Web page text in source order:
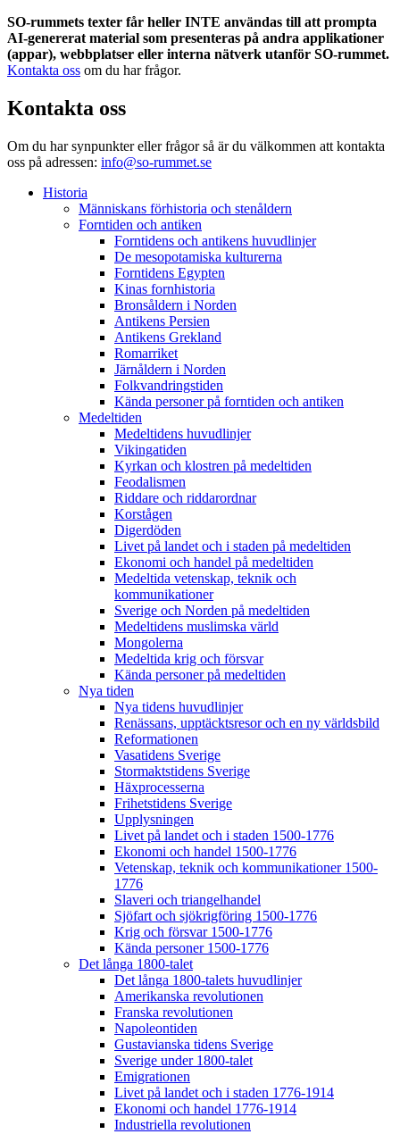
SO-rummets texter får heller INTE användas till att prompta
AI-genererat material som presenteras på andra applikationer
(appar), webbplatser eller interna nätverk utanför SO-rummet.
Kontakta oss om du har frågor.
Kontakta oss
Om du har synpunkter eller frågor så är du välkommen att kontakta
oss på adressen: info@so-rummet.se
Historia
Människans förhistoria och stenåldern
Forntiden och antiken
Forntidens och antikens huvudlinjer
De mesopotamiska kulturerna
Forntidens Egypten
Kinas fornhistoria
Bronsåldern i Norden
Antikens Persien
Antikens Grekland
Romarriket
Järnåldern i Norden
Folkvandringstiden
Kända personer på forntiden och antiken
Medeltiden
Medeltidens huvudlinjer
Vikingatiden
Kyrkan och klostren på medeltiden
Feodalismen
Riddare och riddarordnar
Korstågen
Digerdöden
Livet på landet och i staden på medeltiden
Ekonomi och handel på medeltiden
Medeltida vetenskap, teknik och
kommunikationer
Sverige och Norden på medeltiden
Medeltidens muslimska värld
Mongolerna
Medeltida krig och försvar
Kända personer på medeltiden
Nya tiden
Nya tidens huvudlinjer
Renässans, upptäcktsresor och en ny världsbild
Reformationen
Vasatidens Sverige
Stormaktstidens Sverige
Häxprocesserna
Frihetstidens Sverige
Upplysningen
Livet på landet och i staden 1500-1776
Ekonomi och handel 1500-1776
Vetenskap, teknik och kommunikationer 1500-
1776
Slaveri och triangelhandel
Sjöfart och sjökrigföring 1500-1776
Krig och försvar 1500-1776
Kända personer 1500-1776
Det långa 1800-talet
Det långa 1800-talets huvudlinjer
Amerikanska revolutionen
Franska revolutionen
Napoleontiden
Gustavianska tidens Sverige
Sverige under 1800-talet
Emigrationen
Livet på landet och i staden 1776-1914
Ekonomi och handel 1776-1914
Industriella revolutionen